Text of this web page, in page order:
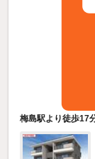
梅島駅より徒歩17